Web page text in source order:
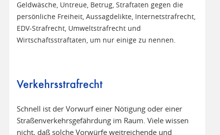
Geldwäsche, Untreue, Betrug, Straftaten gegen die
persönliche Freiheit, Aussagdelikte, Internetstrafrecht,
EDV-Strafrecht, Umweltstrafrecht und
Wirtschaftsstraftaten, um nur einige zu nennen.
Verkehrsstrafrecht
Schnell ist der Vorwurf einer Nötigung oder einer
Straßenverkehrsgefährdung im Raum. Viele wissen
nicht, daß solche Vorwürfe weitreichende und